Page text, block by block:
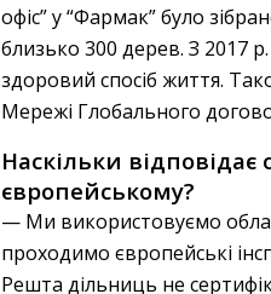
офіс” у “Фармак” було
близько 300 дерев. З 2017
здоровий спосіб життя.
Мережі Глобального
Наскільки
європейському?
— Ми використовуємо
проходимо європейські
Решта дільниць не